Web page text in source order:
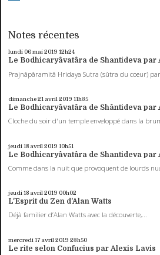
Notes récentes
lundi 06mai 2019 12h24
Le Bodhicaryâvatâra de Shantideva par
Prajnâpâramitâ Hridaya Sutra (sûtra du coeur)
dimanche 21 avril 2019 11h35
Le Bodhicaryâvatâra de Shântideva par
Cloche du soir d'un temple enveloppé dans la
jeudi 18 avril 2019 10h51
Le Bodhicaryâvatâra de Shantideva par
Comme dans la nuit que provoquent de lourds
jeudi 18 avril 2019 00h02
L'Esprit du Zen d'Alan Watts
Déjà familier d’Alan Watts avec la découverte,...
mercredi 17 avril 2019 23h50
Le rite selon Confucius par Alexis Lavis